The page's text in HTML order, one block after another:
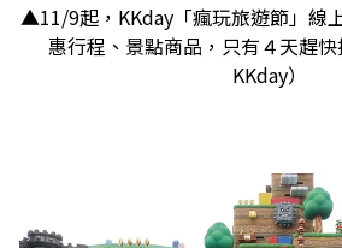
▲11/9起，KKday「瘋玩旅遊節」線
惠行程、景點商品，只有４天趕快
KKday）